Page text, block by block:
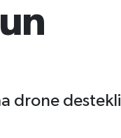
drone destekli